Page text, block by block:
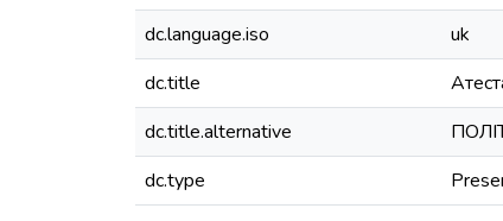
dc.language.iso
uk
dc.title
dc.title.alternative
dc.type